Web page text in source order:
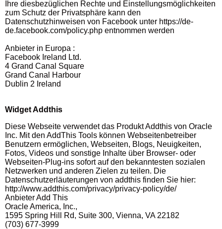
Ihre diesbezüglichen Rechte und Einstellungsmöglichkeiten
zum Schutz der Privatsphäre kann den
Datenschutzhinweisen von Facebook unter https://de-
de.facebook.com/policy.php entnommen werden
Anbieter in Europa :
Facebook Ireland Ltd.
4 Grand Canal Square
Grand Canal Harbour
Dublin 2 Ireland
Widget Addthis
Diese Webseite verwendet das Produkt Addthis von Oracle
Inc. Mit den AddThis Tools können Webseitenbetreiber
Benutzern ermöglichen, Webseiten, Blogs, Neuigkeiten,
Fotos, Videos und sonstige Inhalte über Browser- oder
Webseiten-Plug-ins sofort auf den bekanntesten sozialen
Netzwerken und anderen Zielen zu teilen. Die
Datenschutzerläuterungen von addthis finden Sie hier:
http://www.addthis.com/privacy/privacy-policy/de/
Anbieter Add This
Oracle America, Inc.,
1595 Spring Hill Rd, Suite 300, Vienna, VA 22182
(703) 677-3999